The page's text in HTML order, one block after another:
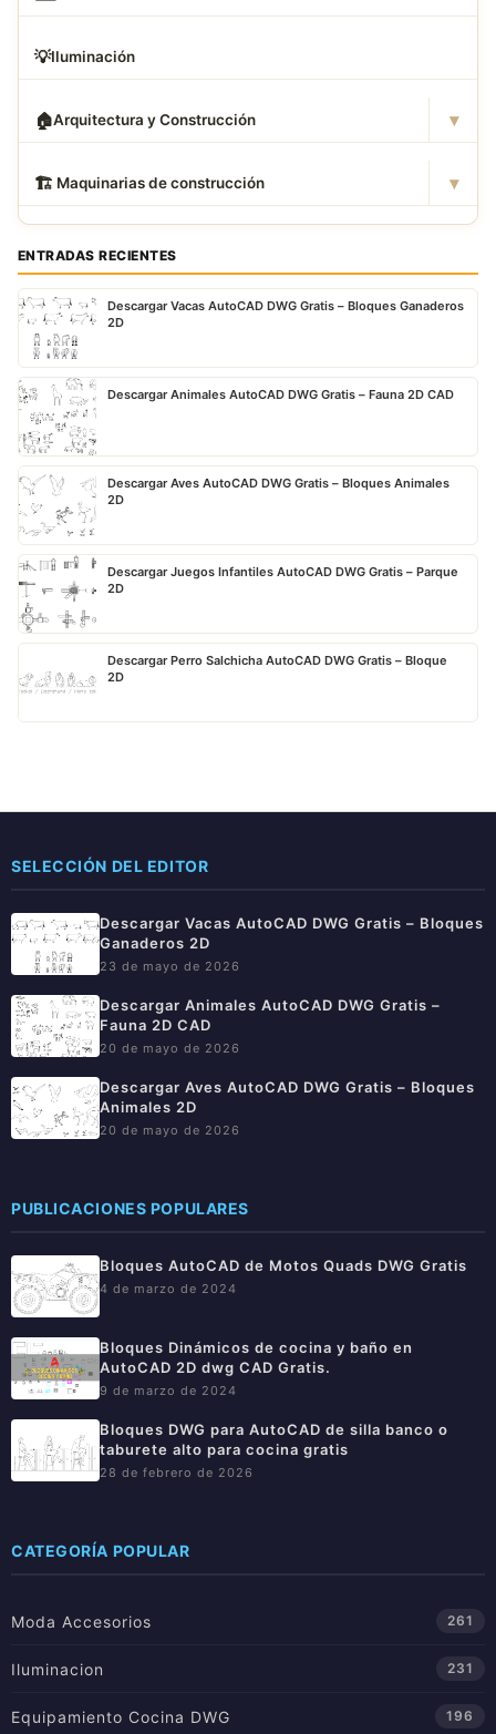
💡Iluminación
🏠Arquitectura y Construcción ▾
🏗 ️ Maquinarias de construcción ▾
ENTRADAS RECIENTES
Descargar Vacas AutoCAD DWG Gratis – Bloques Ganaderos
2D
Descargar Animales AutoCAD DWG Gratis – Fauna 2D CAD
Descargar Aves AutoCAD DWG Gratis – Bloques Animales
2D
Descargar Juegos Infantiles AutoCAD DWG Gratis – Parque
2D
Descargar Perro Salchicha AutoCAD DWG Gratis – Bloque
2D
SELECCIÓN DEL EDITOR
Descargar Vacas AutoCAD DWG Gratis – Bloques
Ganaderos 2D
23 de mayo de 2026
Descargar Animales AutoCAD DWG Gratis –
Fauna 2D CAD
20 de mayo de 2026
Descargar Aves AutoCAD DWG Gratis – Bloques
Animales 2D
20 de mayo de 2026
PUBLICACIONES POPULARES
Bloques AutoCAD de Motos Quads DWG Gratis
4 de marzo de 2024
Bloques Dinámicos de cocina y baño en
AutoCAD 2D dwg CAD Gratis.
9 de marzo de 2024
Bloques DWG para AutoCAD de silla banco o
taburete alto para cocina gratis
28 de febrero de 2026
CATEGORÍA POPULAR
Moda Accesorios 261
Iluminacion 231
Equipamiento Cocina DWG 196